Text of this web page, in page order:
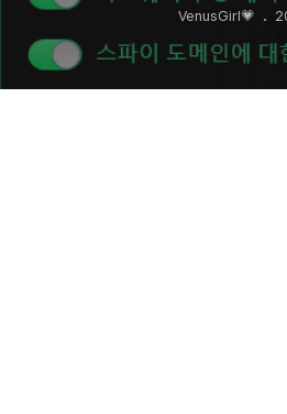
VenusGirl💗